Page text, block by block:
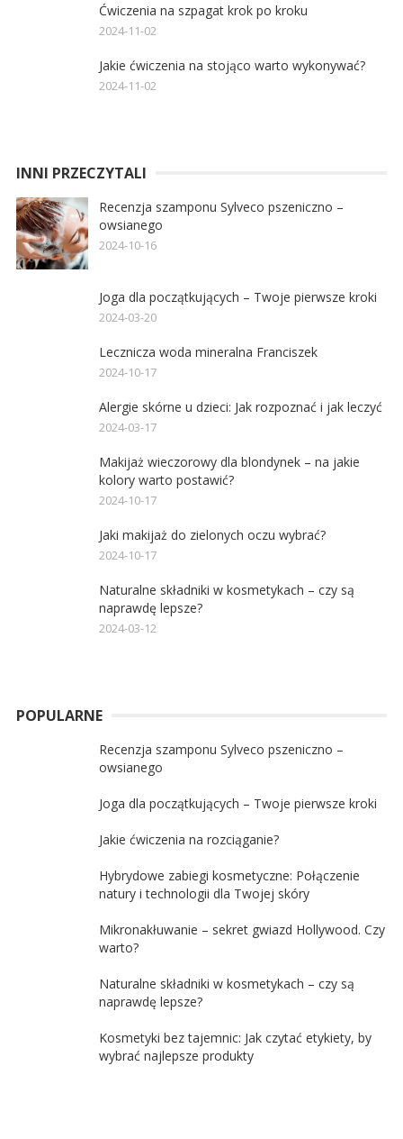
Ćwiczenia na szpagat krok po kroku
2024-11-02
Jakie ćwiczenia na stojąco warto wykonywać?
2024-11-02
INNI PRZECZYTALI
Recenzja szamponu Sylveco pszeniczno –
owsianego
2024-10-16
Joga dla początkujących – Twoje pierwsze kroki
2024-03-20
Lecznicza woda mineralna Franciszek
2024-10-17
Alergie skórne u dzieci: Jak rozpoznać i jak leczyć
2024-03-17
Makijaż wieczorowy dla blondynek – na jakie
kolory warto postawić?
2024-10-17
Jaki makijaż do zielonych oczu wybrać?
2024-10-17
Naturalne składniki w kosmetykach – czy są
naprawdę lepsze?
2024-03-12
POPULARNE
Recenzja szamponu Sylveco pszeniczno –
owsianego
Joga dla początkujących – Twoje pierwsze kroki
Jakie ćwiczenia na rozciąganie?
Hybrydowe zabiegi kosmetyczne: Połączenie
natury i technologii dla Twojej skóry
Mikronakłuwanie – sekret gwiazd Hollywood. Czy
warto?
Naturalne składniki w kosmetykach – czy są
naprawdę lepsze?
Kosmetyki bez tajemnic: Jak czytać etykiety, by
wybrać najlepsze produkty